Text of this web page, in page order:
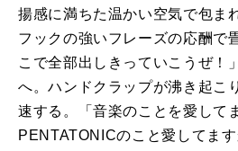
揚感に満ちた温かい空気で包ま
フックの強いフレーズの応酬で
こで全部出しきっていこうぜ！
へ。ハンドクラップが沸き起こ
速する。「音楽のことを愛して
PENTATONICのこと愛してま